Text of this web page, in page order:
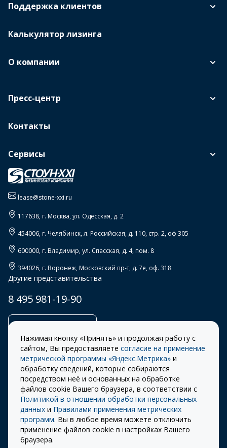
Поддержка клиентов
Калькулятор лизинга
О компании
Пресс-центр
Контакты
Сервисы
lease@stone-xxi.ru
117638, г. Москва,ул. Одесская, д. 2
454006, г. Челябинск,л. Российская, д. 110, стр. 2, оф 305
600000, г. Владимир,ул. Спасская, д. 4, пом. 8
394026, г. Воронеж,Московский пр-т, д. 7е, оф. 318
Другие представительства
8 495 981-19-90
© 2026 «СТОУН-XXI»
Разработка сайта –
ITECH
Правила
использования cookie
Правила пользования
сайтом
Политика
конфиденциальности
Нажимая кнопку «Принять» и продолжая работу с
сайтом, Вы предоставляете согласие на применение
метрической программы «Яндекс.Метрика» и
обработку сведений, которые собираются
посредством неё и основанных на обработке
файлов cookie Вашего браузера, в соответствии с
Политикой в отношении обработки персональных
данных и Правилами применения метрических
программ. Вы в любое время можете отключить
применение файлов cookie в настройках Вашего
браузера.